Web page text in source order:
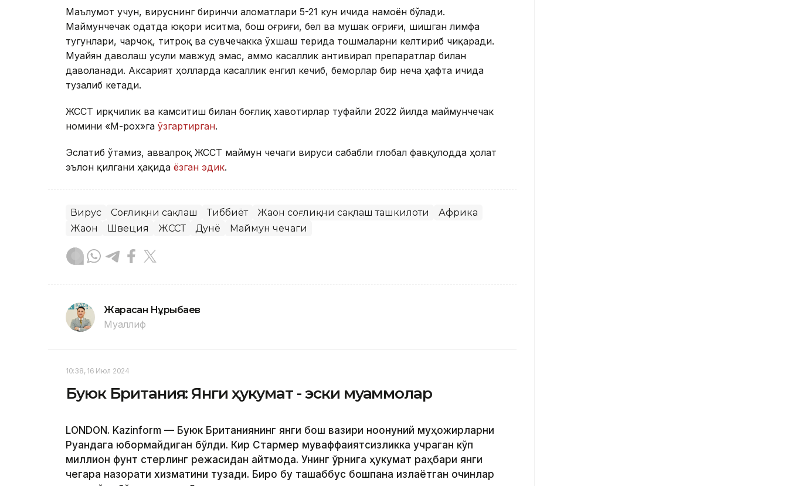
Маълумот учун, вируснинг биринчи аломатлари 5-21 кун ичида намоён бўлади.
Маймунчечак одатда юқори иситма, бош оғриғи, бел ва мушак оғриғи, шишган лимфа
тугунлари, чарчоқ, титроқ ва сувчечакка ўхшаш терида тошмаларни келтириб чиқаради.
Муайян даволаш усули мавжуд эмас, аммо касаллик антивирал препаратлар билан
даволанади. Аксарият ҳолларда касаллик енгил кечиб, беморлар бир неча ҳафта ичида
тузалиб кетади.
ЖССТ ирқчилик ва камситиш билан боғлиқ хавотирлар туфайли 2022 йилда маймунчечак
номини «М-pox»га ўзгартирган.
Эслатиб ўтамиз, аввалроқ ЖССТ маймун чечаги вируси сабабли глобал фавқулодда ҳолат
эълон қилгани ҳақида ёзган эдик.
Вирус Соғлиқни сақлаш Тиббиёт Жаҳон соғлиқни сақлаш ташкилоти
Африка
Жаҳон
Швеция ЖССТ Дунё Маймун чечаги
Жарасқан Нұрыбаев
Муаллиф
10:38, 16 Июл 2024
Буюк Британия: Янги ҳукумат - эски муаммолар
LONDON. Kazinform — Буюк Британиянинг янги бош вазири ноқонуний муҳожирларни
Руандага юбормайдиган бўлди. Кир Стармер муваффақиятсизликка учраган кўп
миллион фунт стерлинг режасидан қайтмоқда. Унинг ўрнига ҳукумат раҳбари янги
чегара назорати хизматини тузади. Бироқ бу ташаббус бошпана излаётган қочқинлар